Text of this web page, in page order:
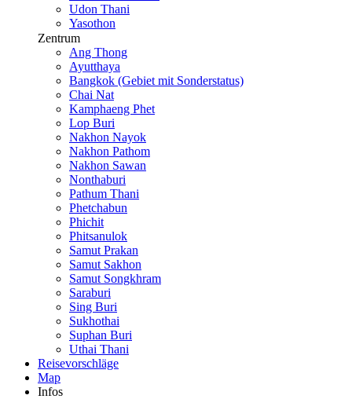
Udon Thani
Yasothon
Zentrum
Ang Thong
Ayutthaya
Bangkok (Gebiet mit Sonderstatus)
Chai Nat
Kamphaeng Phet
Lop Buri
Nakhon Nayok
Nakhon Pathom
Nakhon Sawan
Nonthaburi
Pathum Thani
Phetchabun
Phichit
Phitsanulok
Samut Prakan
Samut Sakhon
Samut Songkhram
Saraburi
Sing Buri
Sukhothai
Suphan Buri
Uthai Thani
Reisevor­schläge
Map
Infos